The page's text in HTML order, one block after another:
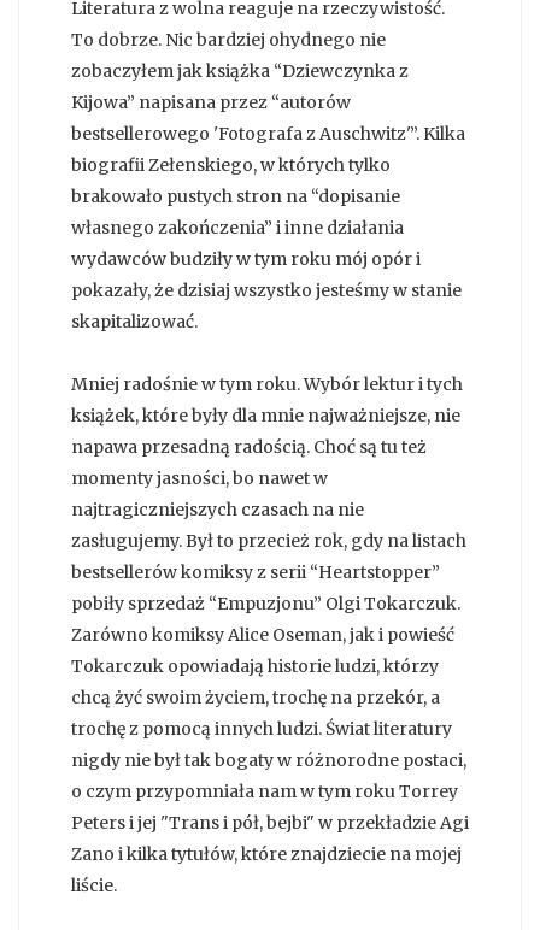
Literatura z wolna reaguje na rzeczywistość.
To dobrze. Nic bardziej ohydnego nie
zobaczyłem jak książka “Dziewczynka z
Kijowa” napisana przez “autorów
bestsellerowego 'Fotografa z Auschwitz'”. Kilka
biografii Zełenskiego, w których tylko
brakowało pustych stron na “dopisanie
własnego zakończenia” i inne działania
wydawców budziły w tym roku mój opór i
pokazały, że dzisiaj wszystko jesteśmy w stanie
skapitalizować.
Mniej radośnie w tym roku. Wybór lektur i tych
książek, które były dla mnie najważniejsze, nie
napawa przesadną radością. Choć są tu też
momenty jasności, bo nawet w
najtragiczniejszych czasach na nie
zasługujemy. Był to przecież rok, gdy na listach
bestsellerów komiksy z serii “Heartstopper”
pobiły sprzedaż “Empuzjonu” Olgi Tokarczuk.
Zarówno komiksy Alice Oseman, jak i powieść
Tokarczuk opowiadają historie ludzi, którzy
chcą żyć swoim życiem, trochę na przekór, a
trochę z pomocą innych ludzi. Świat literatury
nigdy nie był tak bogaty w różnorodne postaci,
o czym przypomniała nam w tym roku Torrey
Peters i jej "Trans i pół, bejbi" w przekładzie Agi
Zano i kilka tytułów, które znajdziecie na mojej
liście.